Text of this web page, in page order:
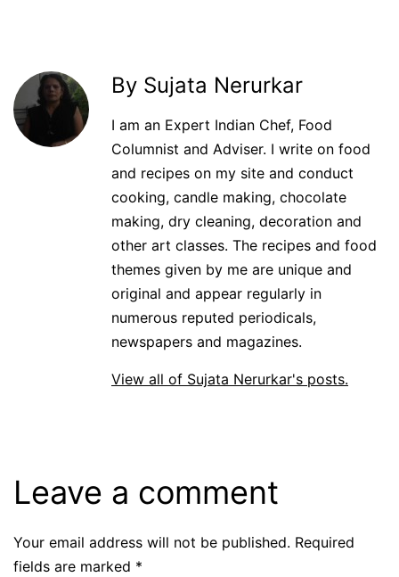
By Sujata Nerurkar
I am an Expert Indian Chef, Food
Columnist and Adviser. I write on food
and recipes on my site and conduct
cooking, candle making, chocolate
making, dry cleaning, decoration and
other art classes. The recipes and food
themes given by me are unique and
original and appear regularly in
numerous reputed periodicals,
newspapers and magazines.
View all of Sujata Nerurkar's posts.
Leave a comment
Your email address will not be published. Required
fields are marked *